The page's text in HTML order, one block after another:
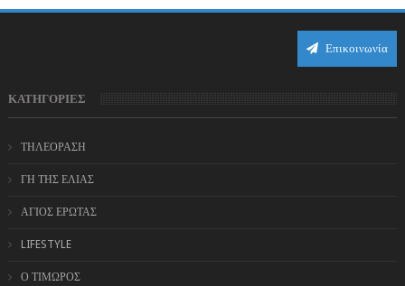
Επικοινωνία
ΚΑΤΗΓΟΡΙΕΣ
ΤΗΛΕΟΡΑΣΗ
ΓΗ ΤΗΣ ΕΛΙΑΣ
ΑΓΙΟΣ ΕΡΩΤΑΣ
LIFESTYLE
Ο ΤΙΜΩΡΟΣ